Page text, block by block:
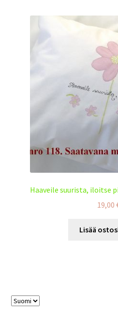
Haaveile suurista, iloitse
19,00
Lisää
Valitse